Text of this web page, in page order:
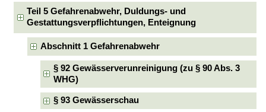
Teil 5 Gefahrenabwehr, Duldungs- und
Gestattungsverpflichtungen, Enteignung
Abschnitt 1 Gefahrenabwehr
§ 92 Gewässerverunreinigung (zu § 90 Abs. 3
WHG)
§ 93 Gewässerschau